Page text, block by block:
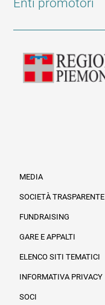
Enti promotori
MEDIA
SOCIETÀ TRASPARENTE
FUNDRAISING
GARE E APPALTI
ELENCO SITI TEMATICI
INFORMATIVA PRIVACY
SOCI